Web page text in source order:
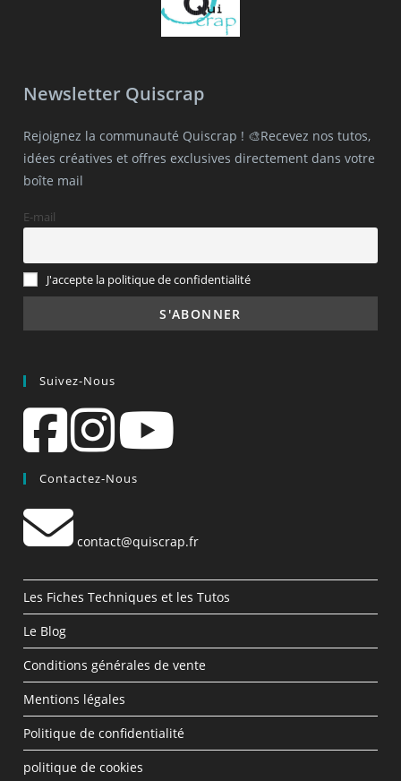
Newsletter Quiscrap
Rejoignez la communauté Quiscrap ! 🎨Recevez nos tutos,
idées créatives et offres exclusives directement dans votre
boîte mail
E-mail
J'accepte la politique de confidentialité
Suivez-Nous
Contactez-Nous
contact@quiscrap.fr
Les Fiches Techniques et les Tutos
Le Blog
Conditions générales de vente
Mentions légales
Politique de confidentialité
politique de cookies